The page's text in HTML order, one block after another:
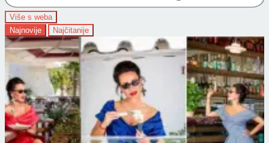
Više s weba
Najnovije
Najčitanije